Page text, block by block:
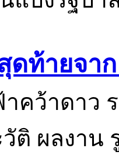
ท้ายจาก
าคว้าดาว
ติ ผลงาน